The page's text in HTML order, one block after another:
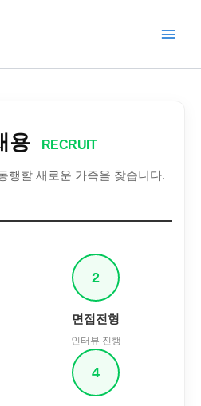
용 RECRUIT
행할 새로운 가족을 찾습니다.
2
면접전형
인터뷰 진행
4